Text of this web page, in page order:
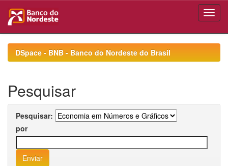
navigationDSpace - BNB - Banco do Nordeste do Brasil
Pesquisar
Pesquisar:
por